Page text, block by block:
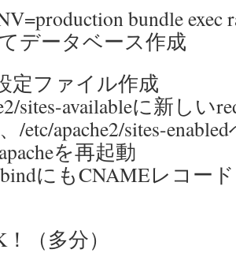
bundle exec
データベース作成
定ファイル作成
sites-availableに新しい
/etc/apache2/sites-
を再起動
にもCNAMEレコー
（多分）